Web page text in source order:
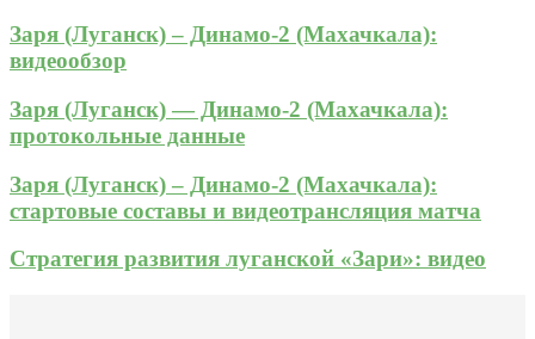
Заря (Луганск) – Динамо-2 (Махачкала):
видеообзор
Заря (Луганск) — Динамо-2 (Махачкала):
протокольные данные
Заря (Луганск) – Динамо-2 (Махачкала):
стартовые составы и видеотрансляция матча
Стратегия развития луганской «Зари»: видео